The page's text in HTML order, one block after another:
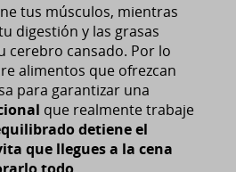
tus músculos, mientras
digestión y las grasas
cerebro cansado. Por lo
alimentos que ofrezcan
para garantizar una
que realmente trabaje
detiene el
que llegues a la cena